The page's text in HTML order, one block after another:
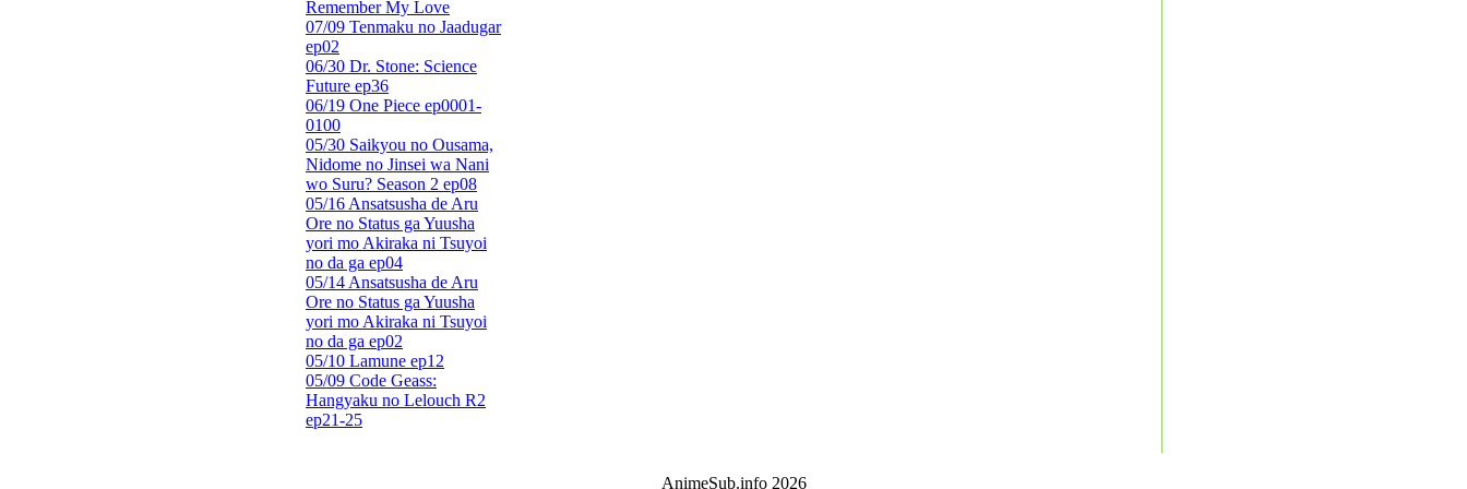
Remember My Love
07/09 Tenmaku no Jaadugar
ep02
06/30 Dr. Stone: Science
Future ep36
06/19 One Piece ep0001-
0100
05/30 Saikyou no Ousama,
Nidome no Jinsei wa Nani
wo Suru? Season 2 ep08
05/16 Ansatsusha de Aru
Ore no Status ga Yuusha
yori mo Akiraka ni Tsuyoi
no da ga ep04
05/14 Ansatsusha de Aru
Ore no Status ga Yuusha
yori mo Akiraka ni Tsuyoi
no da ga ep02
05/10 Lamune ep12
05/09 Code Geass:
Hangyaku no Lelouch R2
ep21-25
AnimeSub.info 2026